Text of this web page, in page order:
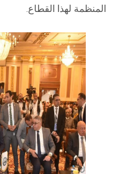
المنظمة لهذا القطاع.